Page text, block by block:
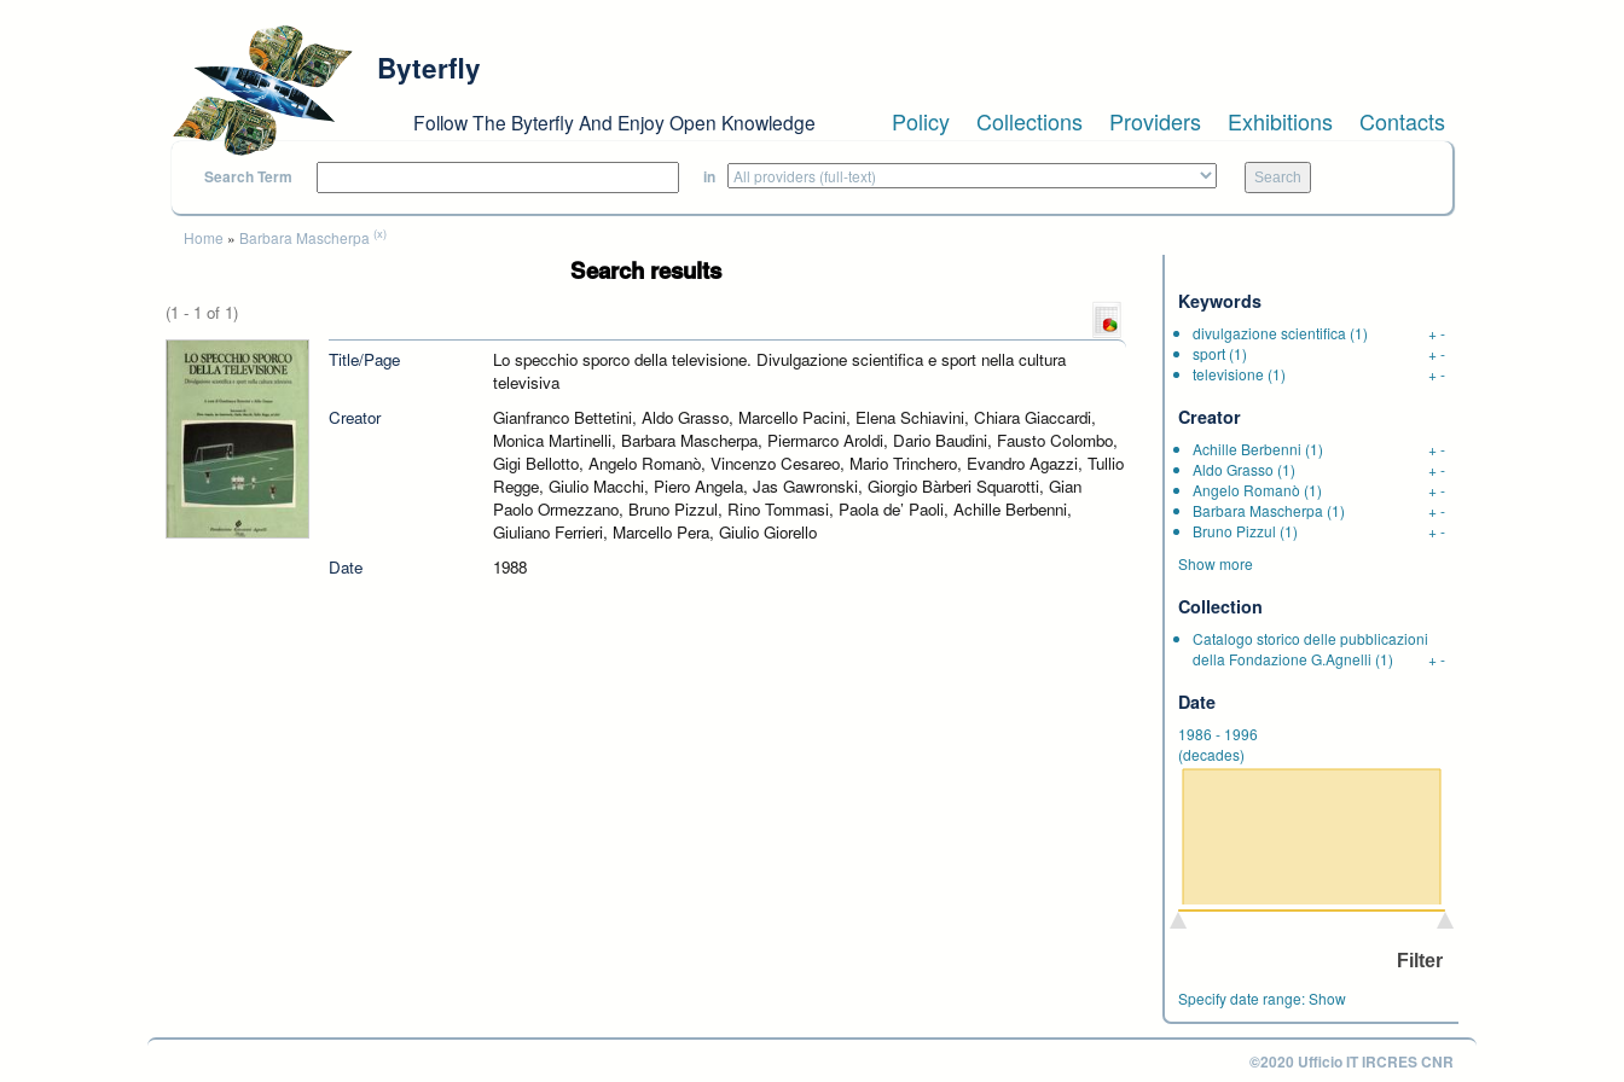
Byterfly
Follow The Byterfly And Enjoy Open Knowledge Policy Collections Providers Exhibitions Contacts
Search Term in
You are here
Home » Barbara Mascherpa (x)
Search results
(1 - 1 of 1)
Title/Page
Lo specchio sporco della televisione. Divulgazione scientifica e sport nella cultura
televisiva
Creator
Gianfranco Bettetini, Aldo Grasso, Marcello Pacini, Elena Schiavini, Chiara Giaccardi,
Monica Martinelli, Barbara Mascherpa, Piermarco Aroldi, Dario Baudini, Fausto Colombo,
Gigi Bellotto, Angelo Romanò, Vincenzo Cesareo, Mario Trinchero, Evandro Agazzi, Tullio
Regge, Giulio Macchi, Piero Angela, Jas Gawronski, Giorgio Bàrberi Squarotti, Gian
Paolo Ormezzano, Bruno Pizzul, Rino Tommasi, Paola de’ Paoli, Achille Berbenni,
Giuliano Ferrieri, Marcello Pera, Giulio Giorello
Date
1988
Keywords
divulgazione scientifica (1) +-
sport (1) +-
televisione (1) +-
Creator
Achille Berbenni (1) +-
Aldo Grasso (1) +-
Angelo Romanò (1) +-
Barbara Mascherpa (1) +-
Bruno Pizzul (1) +-
Show more
Collection
Catalogo storico delle pubblicazioni
della Fondazione G.Agnelli (1) +-
Date
1986 - 1996
(decades)
Specify date range:Show
©2020 Ufficio IT IRCRES CNR